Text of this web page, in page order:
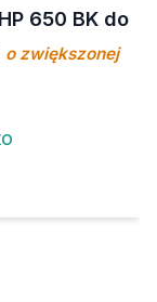
650 BK do
o zwiększonej